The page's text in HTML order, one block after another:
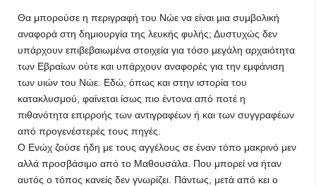
Θα μπορούσε η περιγραφή του Νώε να είναι μια συμβολική
αναφορά στη δημιουργία της λευκής φυλής; Δυστυχώς δεν
υπάρχουν επιβεβαιωμένα στοιχεία για τόσο μεγάλη αρχαιότητα
των Εβραίων ούτε και υπάρχουν αναφορές για την εμφάνιση
των υιών του Νώε. Εδώ, όπως και στην ιστορία του
κατακλυσμού, φαίνεται ίσως πιο έντονα από ποτέ η
πιθανότητα επιρροής των αντιγραφέων ή και των συγγραφέων
από προγενέστερές τους πηγές.
Ο Ενώχ ζούσε ήδη με τους αγγέλους σε έναν τόπο μακρινό μεν
αλλά προσβάσιμο από το Μαθουσάλα. Που μπορεί να ήταν
αυτός ο τόπος κανείς δεν γνωρίζει. Πάντως, μετά από κει ο